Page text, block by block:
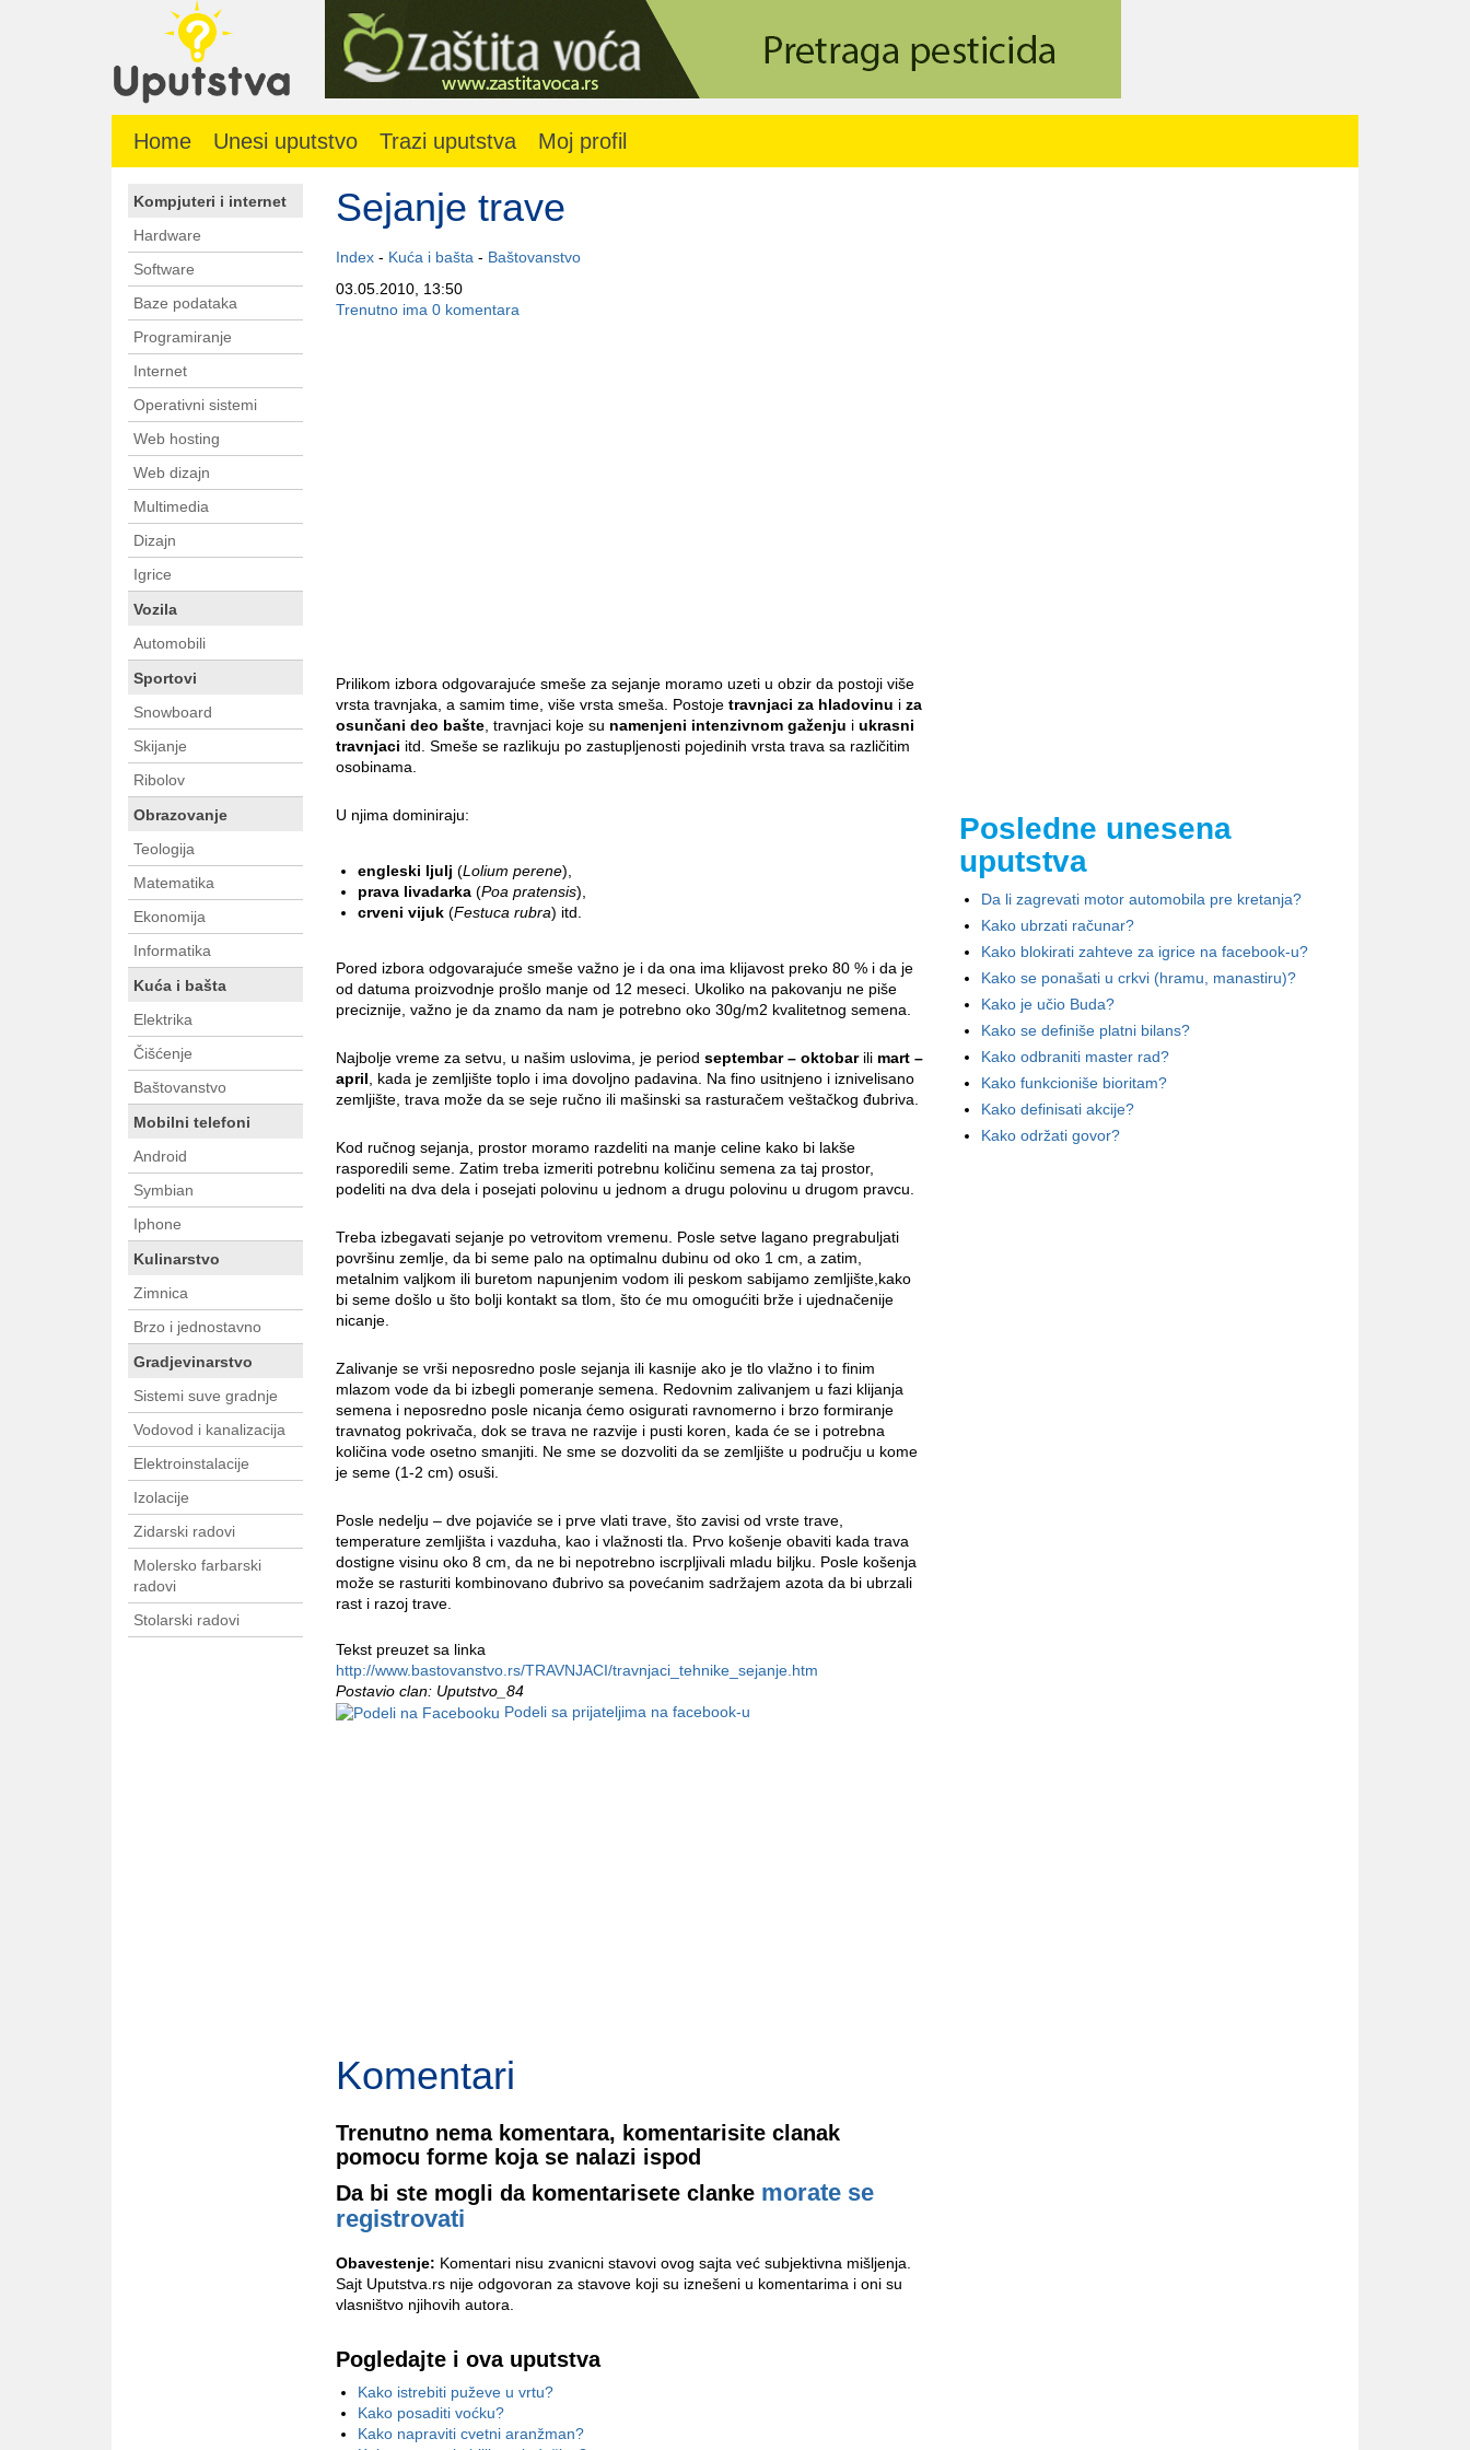
Home Unesi uputstvo Trazi uputstva Moj profil
Sejanje trave
Index - Kuća i bašta - Baštovanstvo
03.05.2010, 13:50
Trenutno ima 0 komentara
Prilikom izbora odgovarajuće smeše za sejanje moramo uzeti u obzir da postoji više
vrsta travnjaka, a samim time, više vrsta smeša. Postoje travnjaci za hladovinu i za
osunčani deo bašte , travnjaci koje su namenjeni intenzivnom gaženju i ukrasni
travnjaci itd. Smeše se razlikuju po zastupljenosti pojedinih vrsta trava sa različitim
osobinama.
U njima dominiraju:
engleski ljulj (Lolium perene),
prava livadarka (Poa pratensis),
crveni vijuk (Festuca rubra) itd.
Pored izbora odgovarajuće smeše važno je i da ona ima klijavost preko 80 % i da je
od datuma proizvodnje prošlo manje od 12 meseci. Ukoliko na pakovanju ne piše
preciznije, važno je da znamo da nam je potrebno oko 30g/m2 kvalitetnog semena.
Najbolje vreme za setvu, u našim uslovima, je period septembar – oktobarili mart –
april , kada je zemljište toplo i ima dovoljno padavina. Na fino usitnjeno i iznivelisano
zemljište, trava može da se seje ručno ili mašinski sa rasturačem veštačkog đubriva.
Kod ručnog sejanja, prostor moramo razdeliti na manje celine kako bi lakše
rasporedili seme. Zatim treba izmeriti potrebnu količinu semena za taj prostor,
podeliti na dva dela i posejati polovinu u jednom a drugu polovinu u drugom pravcu.
Treba izbegavati sejanje po vetrovitom vremenu. Posle setve lagano pregrabuljati
površinu zemlje, da bi seme palo na optimalnu dubinu od oko 1 cm, a zatim,
metalnim valjkom ili buretom napunjenim vodom ili peskom sabijamo zemljište,kako
bi seme došlo u što bolji kontakt sa tlom, što će mu omogućiti brže i ujednačenije
nicanje.
Zalivanje se vrši neposredno posle sejanja ili kasnije ako je tlo vlažno i to finim
mlazom vode da bi izbegli pomeranje semena. Redovnim zalivanjem u fazi klijanja
semena i neposredno posle nicanja ćemo osigurati ravnomerno i brzo formiranje
travnatog pokrivača, dok se trava ne razvije i pusti koren, kada će se i potrebna
količina vode osetno smanjiti. Ne sme se dozvoliti da se zemljište u području u kome
je seme (1-2 cm) osuši.
Posle nedelju – dve pojaviće se i prve vlati trave, što zavisi od vrste trave,
temperature zemljišta i vazduha, kao i vlažnosti tla. Prvo košenje obaviti kada trava
dostigne visinu oko 8 cm, da ne bi nepotrebno iscrpljivali mladu biljku. Posle košenja
može se rasturiti kombinovano đubrivo sa povećanim sadržajem azota da bi ubrzali
rast i razoj trave.
Tekst preuzet sa linka
http://www.bastovanstvo.rs/TRAVNJACI/travnjaci_tehnike_sejanje.htm
Postavio clan: Uputstvo_84
Podeli sa prijateljima na facebook-u
Komentari
Trenutno nema komentara, komentarisite clanak
pomocu forme koja se nalazi ispod
Da bi ste mogli da komentarisete clanke morate se
registrovati
Obavestenje: Komentari nisu zvanicni stavovi ovog sajta već subjektivna mišljenja.
Sajt Uputstva.rs nije odgovoran za stavove koji su iznešeni u komentarima i oni su
vlasništvo njihovih autora.
Pogledajte i ova uputstva
Kako istrebiti puževe u vrtu?
Kako posaditi voćku?
Kako napraviti cvetni aranžman?
Kompjuteri i internet
Hardware
Software
Baze podataka
Programiranje
Internet
Operativni sistemi
Web hosting
Web dizajn
Multimedia
Dizajn
Igrice
Vozila
Automobili
Sportovi
Snowboard
Skijanje
Ribolov
Obrazovanje
Teologija
Matematika
Ekonomija
Informatika
Kuća i bašta
Elektrika
Čišćenje
Baštovanstvo
Mobilni telefoni
Android
Symbian
Iphone
Kulinarstvo
Zimnica
Brzo i jednostavno
Gradjevinarstvo
Sistemi suve gradnje
Vodovod i kanalizacija
Elektroinstalacije
Izolacije
Zidarski radovi
Molersko farbarski
radovi
Stolarski radovi
Posledne unesena
uputstva
Da li zagrevati motor automobila pre kretanja?
Kako ubrzati računar?
Kako blokirati zahteve za igrice na facebook-u?
Kako se ponašati u crkvi (hramu, manastiru)?
Kako je učio Buda?
Kako se definiše platni bilans?
Kako odbraniti master rad?
Kako funkcioniše bioritam?
Kako definisati akcije?
Kako održati govor?